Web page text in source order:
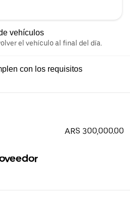
vehículos
el vehículo al final del día.
con los requisitos
ARS 300,000.00